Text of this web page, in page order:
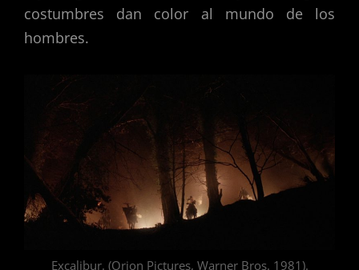
costumbres dan color al mundo de los
hombres.
Excalibur. (Orion Pictures, Warner Bros. 1981).